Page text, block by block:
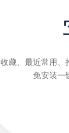
藏、最近常用
免安装一